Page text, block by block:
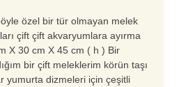
özel bir tür olmayan melek
çift çift akvaryumlara ayırma
X 30 cm X 45 cm ( h ) Bir
bir çift meleklerim körün taşı
yumurta dizmeleri için çeşitli